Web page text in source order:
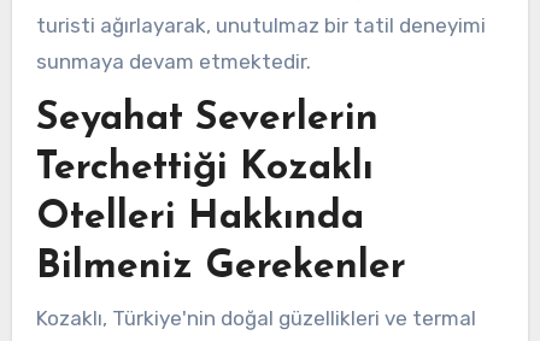
turisti ağırlayarak, unutulmaz bir tatil deneyimi
sunmaya devam etmektedir.
Seyahat Severlerin
Terchettiği Kozaklı
Otelleri Hakkında
Bilmeniz Gerekenler
Kozaklı, Türkiye'nin doğal güzellikleri ve termal